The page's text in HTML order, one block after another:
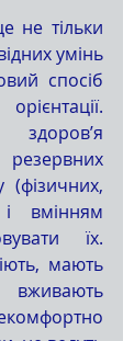
умінь
спосіб
резервних
(фізичних,
і вмінням
їх.
мають